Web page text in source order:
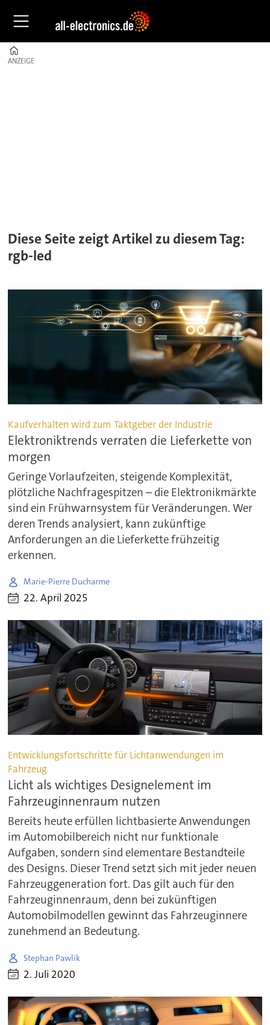
ANZEIGE
ANZEIGE
Diese Seite zeigt Artikel zu diesem Tag:
rgb-led
Kaufverhalten wird zum Taktgeber der Industrie
Elektroniktrends verraten die Lieferkette von
morgen
Geringe Vorlaufzeiten, steigende Komplexität,
plötzliche Nachfragespitzen – die Elektronikmärkte
sind ein Frühwarnsystem für Veränderungen. Wer
deren Trends analysiert, kann zukünftige
Anforderungen an die Lieferkette frühzeitig
erkennen.
Marie-Pierre Ducharme
22. April 2025
Entwicklungsfortschritte für Lichtanwendungen im
Fahrzeug
Licht als wichtiges Designelement im
Fahrzeuginnenraum nutzen
Bereits heute erfüllen lichtbasierte Anwendungen
im Automobilbereich nicht nur funktionale
Aufgaben, sondern sind elementare Bestandteile
des Designs. Dieser Trend setzt sich mit jeder neuen
Fahrzeuggeneration fort. Das gilt auch für den
Fahrzeuginnenraum, denn bei zukünftigen
Automobilmodellen gewinnt das Fahrzeuginnere
zunehmend an Bedeutung.
Stephan Pawlik
2. Juli 2020